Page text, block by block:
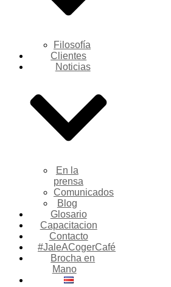
Filosofía
Clientes
Noticias
En la
prensa
Comunicados
Blog
Glosario
Capacitacion
Contacto
#JaleACogerCafé
Brocha en
Mano